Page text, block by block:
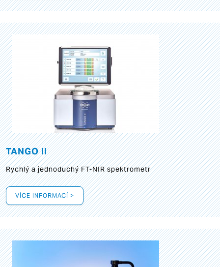
TANGO II
Rychlý a jednoduchý FT-NIR spektrometr
VÍCE INFORMACÍ >